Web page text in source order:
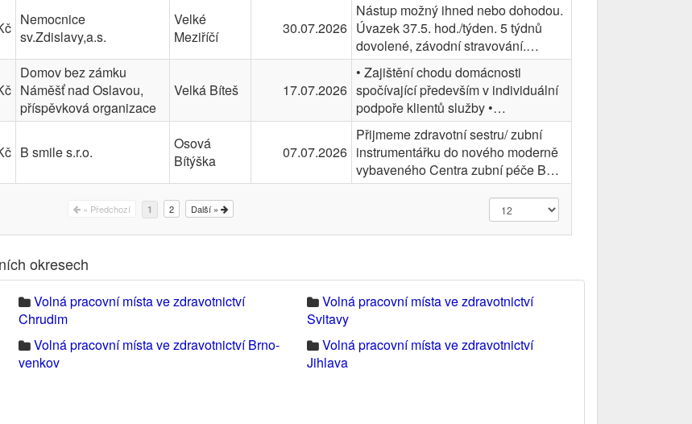
Nemocnice
sv.Zdislavy,a.s.
Velké
Meziříčí
30.07.2026
Nástup možný ihned nebo dohodou.
Úvazek 37.5. hod./týden. 5 týdnů
dovolené, závodní stravování.…
Domov bez zámku
Náměšť nad Oslavou,
příspěvková organizace
Velká Bíteš 17.07.2026
• Zajištění chodu domácnosti
spočívající především v individuální
podpoře klientů služby •…
B smile s.r.o.
Osová
Bítýška
07.07.2026
Přijmeme zdravotní sestru/ zubní
instrumentářku do nového moderně
vybaveného Centra zubní péče B…
« Předchozí 1 2 Další »
okresech
Volná pracovní místa ve zdravotnictví
Chrudim
Volná pracovní místa ve zdravotnictví
Svitavy
Volná pracovní místa ve zdravotnictví Brno-
venkov
Volná pracovní místa ve zdravotnictví
Jihlava